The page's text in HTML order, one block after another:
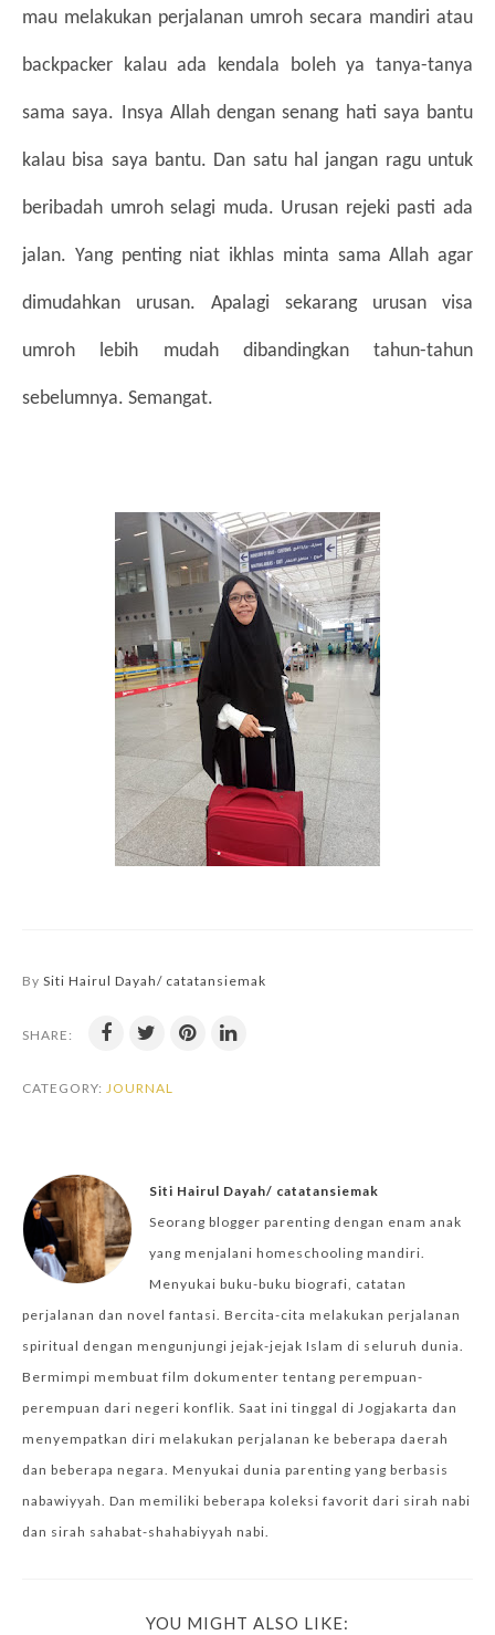
mau melakukan perjalanan umroh secara mandiri atau
backpacker kalau ada kendala boleh ya tanya-tanya
sama saya. Insya Allah dengan senang hati saya bantu
kalau bisa saya bantu. Dan satu hal jangan ragu untuk
beribadah umroh selagi muda. Urusan rejeki pasti ada
jalan. Yang penting niat ikhlas minta sama Allah agar
dimudahkan urusan. Apalagi sekarang urusan visa
umroh lebih mudah dibandingkan tahun-tahun
sebelumnya. Semangat.
By Siti Hairul Dayah/ catatansiemak
SHARE:
CATEGORY: JOURNAL
Siti Hairul Dayah/ catatansiemak
Seorang blogger parenting dengan enam anak
yang menjalani homeschooling mandiri.
Menyukai buku-buku biografi, catatan
perjalanan dan novel fantasi. Bercita-cita melakukan perjalanan
spiritual dengan mengunjungi jejak-jejak Islam di seluruh dunia.
Bermimpi membuat film dokumenter tentang perempuan-
perempuan dari negeri konflik. Saat ini tinggal di Jogjakarta dan
menyempatkan diri melakukan perjalanan ke beberapa daerah
dan beberapa negara. Menyukai dunia parenting yang berbasis
nabawiyyah. Dan memiliki beberapa koleksi favorit dari sirah nabi
dan sirah sahabat-shahabiyyah nabi.
YOU MIGHT ALSO LIKE: